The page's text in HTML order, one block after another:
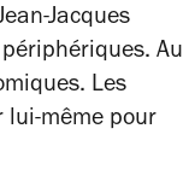
Jacques
Au
Les
lui-même pour